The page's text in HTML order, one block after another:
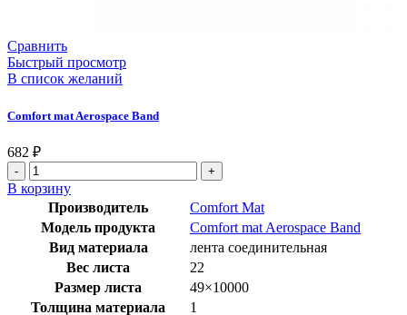
Сравнить
Быстрый просмотр
В список желаний
Comfort mat Aerospace Band
682 ₽
В корзину
Производитель
Comfort Mat
Модель продукта
Comfort mat Aerospace Band
Вид материала
лента соединительная
Вес листа
22
Размер листа
49×10000
Толщина материала
1